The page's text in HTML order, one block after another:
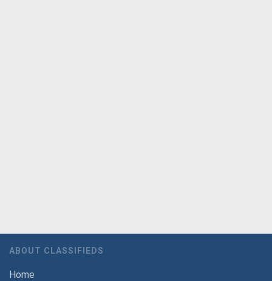
ABOUT CLASSIFIEDS
Home